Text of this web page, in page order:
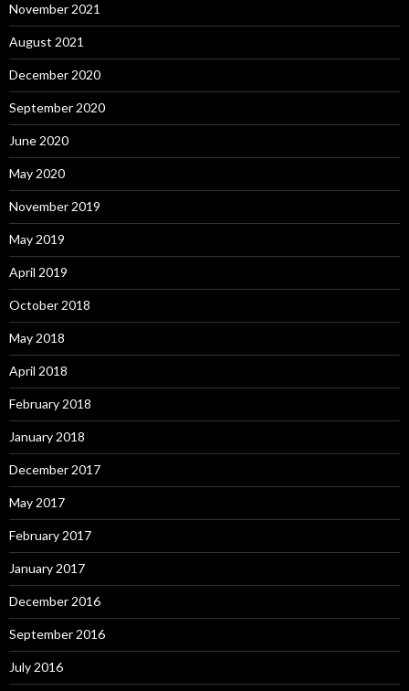
November 2021
August 2021
December 2020
September 2020
June 2020
May 2020
November 2019
May 2019
April 2019
October 2018
May 2018
April 2018
February 2018
January 2018
December 2017
May 2017
February 2017
January 2017
December 2016
September 2016
July 2016